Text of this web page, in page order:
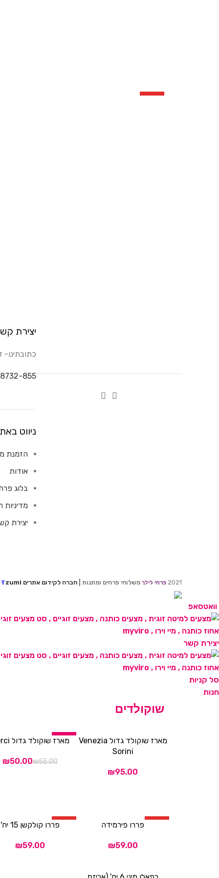
HOT
יצירת
כתובתינו- דבורה 14,
855
ניווט
הזמנת
אודות
בלוג
יצירת
2021 פרחי לילך משלוחי פרחים ומתנות | חברה לקידום אתרים Tzumi
וואטסאפ
יצירת קשר
סל קניות
חנות
שוקולדים
הוספה לסל
מארז שוקולד גדול Venezia
Sorini
₪
-9%
הוספה לסל
מארז שוקולד גדול Merci
₪55.00
₪50.00
הוספה לסלפררו פירמידה
₪
HOT
הוספה לסלפררו קולקשן 15 יח'
₪
הוספה לסל